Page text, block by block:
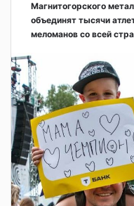
Магнитогорского
объединят тысячи
меломанов со всей